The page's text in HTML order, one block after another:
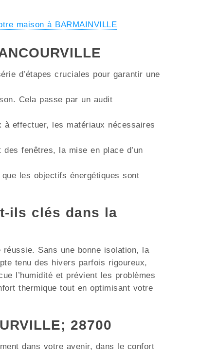
maison à BARMAINVILLE
d’étapes cruciales pour garantir une
Cela passe par un audit
effectuer, les matériaux nécessaires
fenêtres, la mise en place d’un
les objectifs énergétiques sont
ils clés dans la
réussie. Sans une bonne isolation, la
tenu des hivers parfois rigoureux,
l’humidité et prévient les problèmes
thermique tout en optimisant votre
28700
dans votre avenir, dans le confort